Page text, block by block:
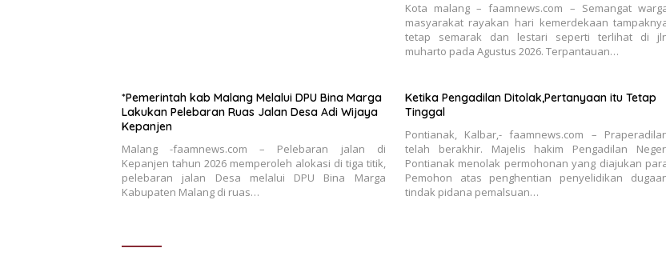
Kota malang – faamnews.com – Semangat
masyarakat rayakan hari kemerdekaan
tetap semarak dan lestari seperti terlihat di
muharto pada Agustus 2026. Terpantauan…
*Pemerintah kab Malang Melalui DPU Bina Marga
Lakukan Pelebaran Ruas Jalan Desa Adi Wijaya
Kepanjen
Malang -faamnews.com – Pelebaran jalan di
Kepanjen tahun 2026 memperoleh alokasi di tiga titik,
pelebaran jalan Desa melalui DPU Bina Marga
Kabupaten Malang di ruas…
Ketika Pengadilan Ditolak,Pertanyaan itu Tetap
Tinggal
Pontianak, Kalbar,- faamnews.com –
telah berakhir. Majelis hakim Pengadilan
Pontianak menolak permohonan yang diajukan
Pemohon atas penghentian penyelidikan
tindak pidana pemalsuan…